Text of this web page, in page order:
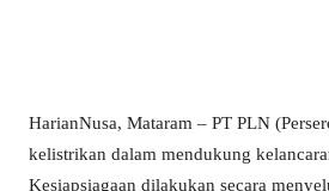
HarianNusa, Mataram – PT PLN
kelistrikan dalam mendukung
Kesiapsiagaan dilakukan secara